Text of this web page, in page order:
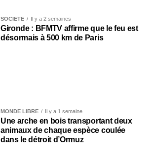
SOCIÉTÉ Il y a 2 semaines
Gironde : BFMTV affirme que le feu est
désormais à 500 km de Paris
MONDE LIBRE Il y a 1 semaine
Une arche en bois transportant deux
animaux de chaque espèce coulée
dans le détroit d’Ormuz